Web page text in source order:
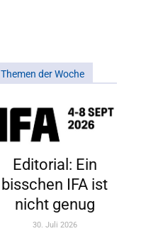
Themen der Woche
Editorial: Ein
bisschen IFA ist
nicht genug
30. Juli 2026